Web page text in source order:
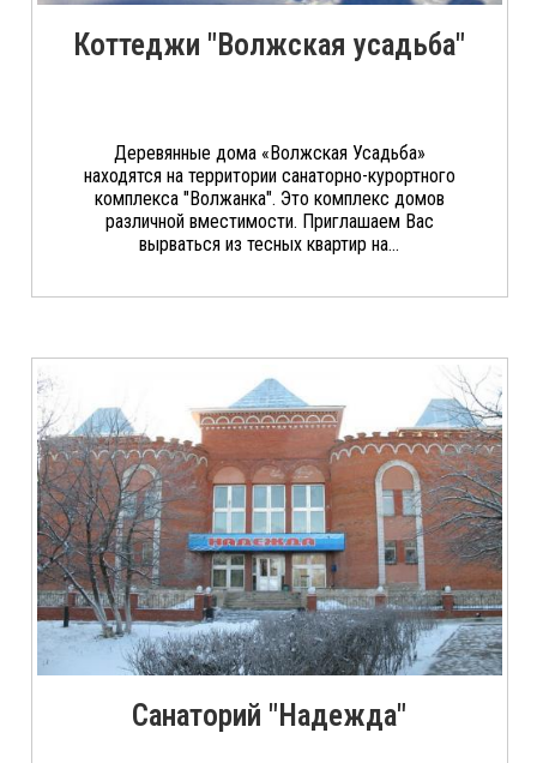
Коттеджи "Волжская усадьба"
Деревянные дома «Волжская Усадьба»
находятся на территории санаторно-курортного
комплекса "Волжанка". Это комплекс домов
различной вместимости. Приглашаем Вас
вырваться из тесных квартир на...
Санаторий "Надежда"